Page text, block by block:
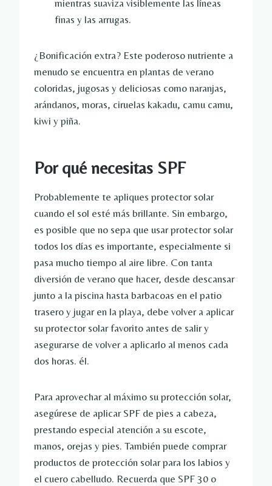
mientras suaviza visiblemente las líneas
finas y las arrugas.
¿Bonificación extra? Este poderoso nutriente a
menudo se encuentra en plantas de verano
coloridas, jugosas y deliciosas como naranjas,
arándanos, moras, ciruelas kakadu, camu camu,
kiwi y piña.
Por qué necesitas SPF
Probablemente te apliques protector solar
cuando el sol esté más brillante. Sin embargo,
es posible que no sepa que usar protector solar
todos los días es importante, especialmente si
pasa mucho tiempo al aire libre. Con tanta
diversión de verano que hacer, desde descansar
junto a la piscina hasta barbacoas en el patio
trasero y jugar en la playa, debe volver a aplicar
su protector solar favorito antes de salir y
asegurarse de volver a aplicarlo al menos cada
dos horas. él.
Para aprovechar al máximo su protección solar,
asegúrese de aplicar SPF de pies a cabeza,
prestando especial atención a su escote,
manos, orejas y pies. También puede comprar
productos de protección solar para los labios y
el cuero cabelludo. Recuerda que SPF 30 o